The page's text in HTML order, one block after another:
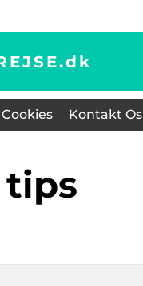
dk
Cookies Kontakt Os
tips